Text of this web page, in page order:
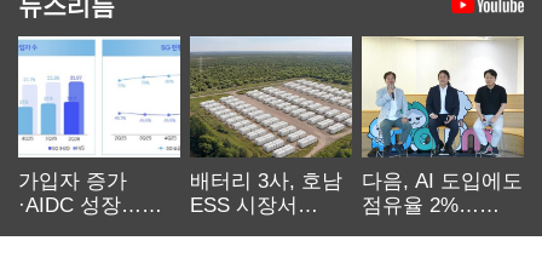
가입자 증가
·AIDC 성장…
배터리 3사, 호남
ESS 시장서
다음, AI 도입에도
점유율 2%…